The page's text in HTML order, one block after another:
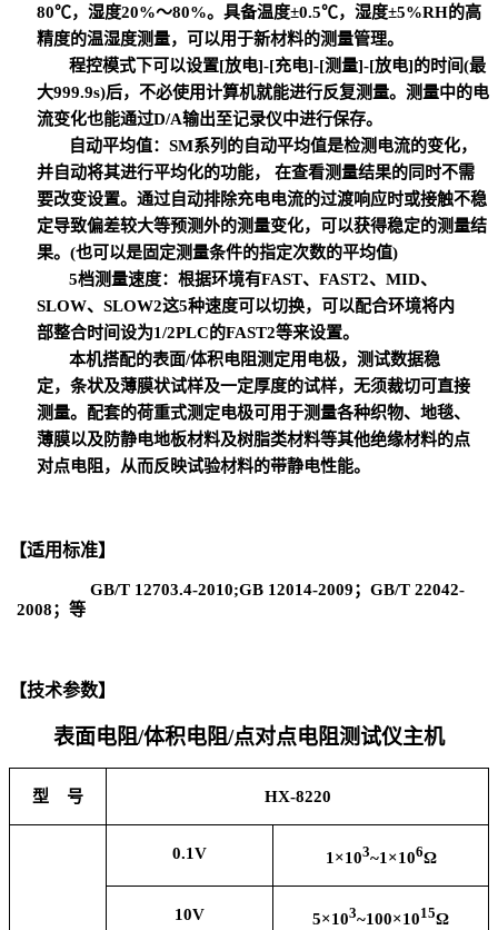
80℃，湿度20%～80%。具备温度±0.5℃，湿度±5%RH的高
精度的温湿度测量，可以用于新材料的测量管理。
程控模式下可以设置[放电]-[充电]-[测量]-[放电]的时间(最
大999.9s)后，不必使用计算机就能进行反复测量。测量中的电
流变化也能通过D/A输出至记录仪中进行保存。
自动平均值：SM系列的自动平均值是检测电流的变化，
并自动将其进行平均化的功能， 在查看测量结果的同时不需
要改变设置。通过自动排除充电电流的过渡响应时或接触不稳
定导致偏差较大等预测外的测量变化，可以获得稳定的测量结
果。(也可以是固定测量条件的指定次数的平均值)
5档测量速度：根据环境有FAST、FAST2、MID、
SLOW、SLOW2这5种速度可以切换，可以配合环境将内
部整合时间设为1/2PLC的FAST2等来设置。
本机搭配的表面/体积电阻测定用电极， 测试数据稳
定，条状及薄膜状试样及一定厚度的试样，无须裁切可直接
测量。配套的荷重式测定电极可用于测量各种织物、地毯、
薄膜以及防静电地板材料及树脂类材料等其他绝缘材料的点
对点电阻，从而反映试验材料的带静电性能。
【适用标准】
GB/T 12703.4-2010;GB 12014-2009；GB/T 22042-
2008；等
【技术参数】
表面电阻/体积电阻/点对点电阻测试仪主机
型 号 HX-8220
0.1V 1×103~1×106Ω
10V 5×103~100×1015Ω